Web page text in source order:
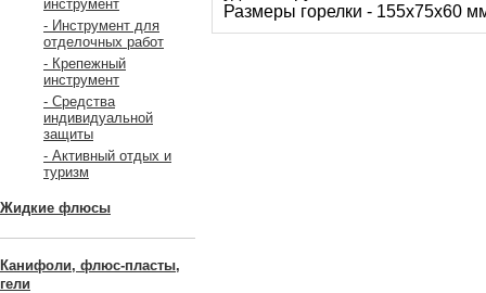
инструмент
- Инструмент для
отделочных работ
- Крепежный
инструмент
- Средства
индивидуальной
защиты
- Активный отдых и
туризм
Жидкие флюсы
Канифоли, флюс-пласты,
гели
Размеры горелки - 155х75х60